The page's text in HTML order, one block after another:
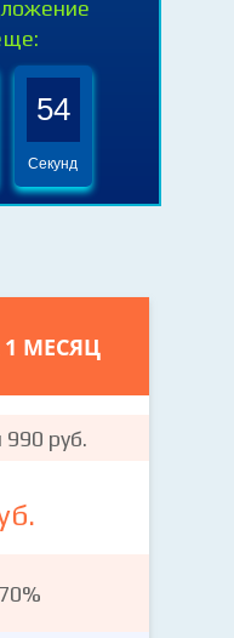
53
Секунд
МЕСЯЦ
990 руб.